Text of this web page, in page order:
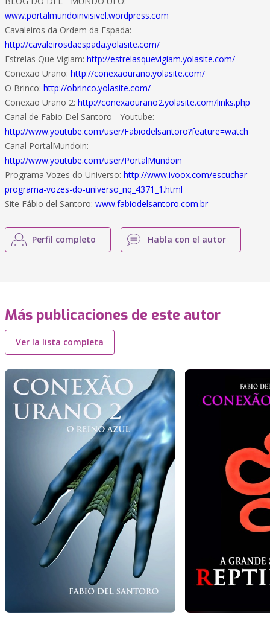
www.portalmundoinvisivel.wordpress.com
Cavaleiros da Ordem da Espada:
http://cavaleirosdaespada.yolasite.com/
Estrelas Que Vigiam: http://estrelasquevigiam.yolasite.com/
Conexão Urano: http://conexaourano.yolasite.com/
O Brinco: http://obrinco.yolasite.com/
Conexão Urano 2: http://conexaourano2.yolasite.com/links.php
Canal de Fabio Del Santoro - Youtube:
http://www.youtube.com/user/Fabiodelsantoro?feature=watch
Canal PortalMundoin:
http://www.youtube.com/user/PortalMundoin
Programa Vozes do Universo: http://www.ivoox.com/escuchar-
programa-vozes-do-universo_nq_4371_1.html
Site Fábio del Santoro: www.fabiodelsantoro.com.br
Perfil completo Habla con el autor
Más publicaciones de este autor
Ver la lista completa